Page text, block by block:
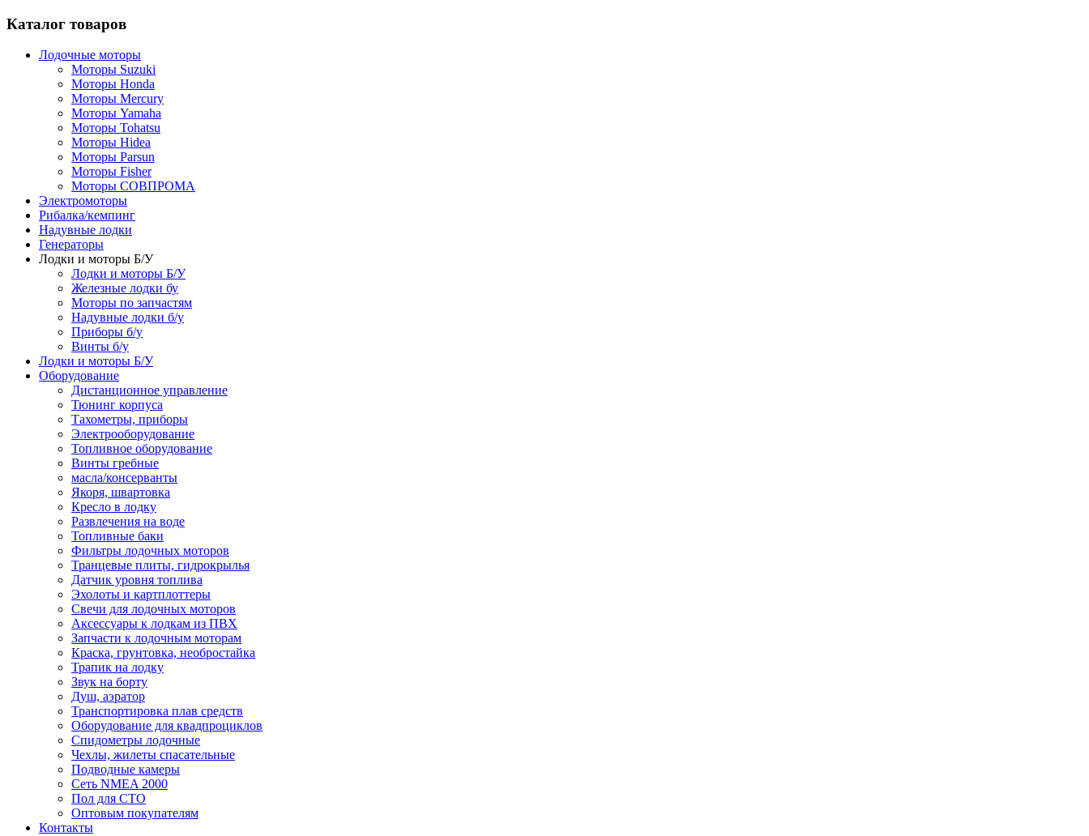
Каталог товаров
Лодочные моторы
Моторы Suzuki
Моторы Honda
Моторы Mercury
Моторы Yamaha
Моторы Tohatsu
Моторы Hidea
Моторы Parsun
Моторы Fisher
Моторы СОВПРОМА
Электромоторы
Рибалка/кемпинг
Надувные лодки
Генераторы
Лодки и моторы Б/У
Лодки и моторы Б/У
Железные лодки бу
Моторы по запчастям
Надувные лодки б/у
Приборы б/у
Винты б/у
Лодки и моторы Б/У
Оборудование
Дистанционное управление
Тюнинг корпуса
Тахометры, приборы
Электрооборудование
Топливное оборудование
Винты гребные
масла/консерванты
Якоря, швартовка
Кресло в лодку
Развлечения на воде
Топливные баки
Фильтры лодочных моторов
Транцевые плиты, гидрокрылья
Датчик уровня топлива
Эхолоты и картплоттеры
Cвечи для лодочных моторов
Аксессуары к лодкам из ПВХ
Запчасти к лодочным моторам
Краска, грунтовка, необростайка
Трапик на лодку
Звук на борту
Душ, аэратор
Транспортировка плав средств
Оборудование для квадпроциклов
Спидометры лодочные
Чехлы, жилеты спасательные
Подводные камеры
Сеть NMEA 2000
Пол для СТО
Оптовым покупателям
Контакты